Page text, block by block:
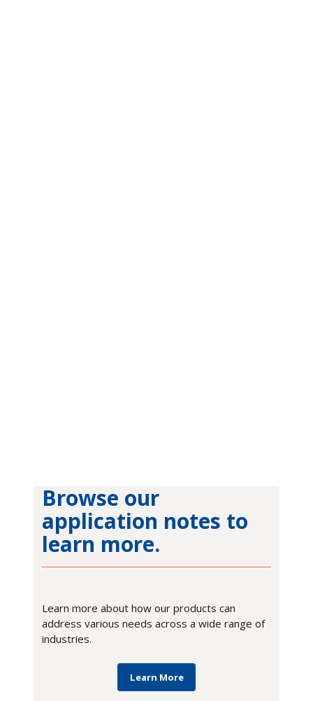
Browse our
application notes to
learn more.
Learn more about how our products can
address various needs across a wide range of
industries.
Learn More